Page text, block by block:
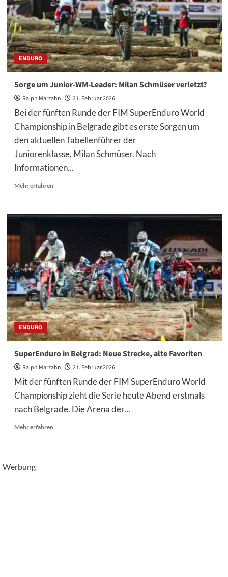
ENDURO
Sorge um Junior-WM-Leader: Milan Schmüser verletzt?
Ralph Marzahn 21. Februar 2026
Bei der fünften Runde der FIM SuperEnduro World
Championship in Belgrade gibt es erste Sorgen um
den aktuellen Tabellenführer der
Juniorenklasse, Milan Schmüser. Nach
Informationen...
Mehr erfahrenMehr
Sorge
Junior-
WM-
Leader:
Milan
Schmüser
verletzt?
ENDURO
SuperEnduro in Belgrad: Neue Strecke, alte Favoriten
Ralph Marzahn 21. Februar 2026
Mit der fünften Runde der FIM SuperEnduro World
Championship zieht die Serie heute Abend erstmals
nach Belgrade. Die Arena der...
Mehr erfahrenMehr
Werbung